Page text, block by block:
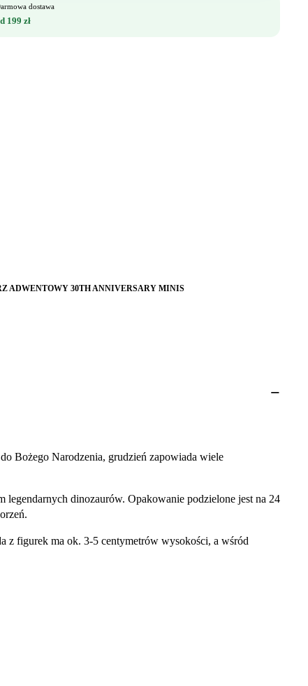
dostawa
199 zł
ADWENTOWY 30TH ANNIVERSARY MINIS
Bożego Narodzenia, grudzień zapowiada wiele
legendarnych dinozaurów. Opakowanie podzielone jest na 24
z figurek ma ok. 3-5 centymetrów wysokości, a wśród